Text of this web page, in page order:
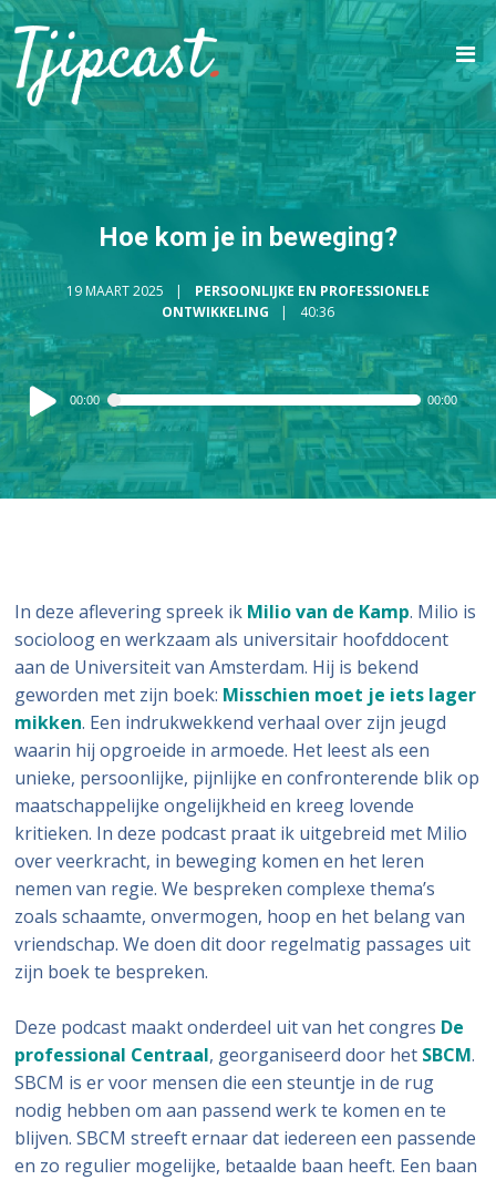
Hoe kom je in beweging?
19 MAART 2025
PERSOONLIJKE EN PROFESSIONELE
ONTWIKKELING
40:36
Audiospeler
00:00 00:00
In deze aflevering spreek ik Milio van de Kamp. Milio is
socioloog en werkzaam als universitair hoofddocent
aan de Universiteit van Amsterdam. Hij is bekend
geworden met zijn boek: Misschien moet je iets lager
mikken. Een indrukwekkend verhaal over zijn jeugd
waarin hij opgroeide in armoede. Het leest als een
unieke, persoonlijke, pijnlijke en confronterende blik op
maatschappelijke ongelijkheid en kreeg lovende
kritieken. In deze podcast praat ik uitgebreid met Milio
over veerkracht, in beweging komen en het leren
nemen van regie. We bespreken complexe thema’s
zoals schaamte, onvermogen, hoop en het belang van
vriendschap. We doen dit door regelmatig passages uit
zijn boek te bespreken.
Deze podcast maakt onderdeel uit van het congres De
professional Centraal, georganiseerd door het SBCM.
SBCM is er voor mensen die een steuntje in de rug
nodig hebben om aan passend werk te komen en te
blijven. SBCM streeft ernaar dat iedereen een passende
en zo regulier mogelijke, betaalde baan heeft. Een baan